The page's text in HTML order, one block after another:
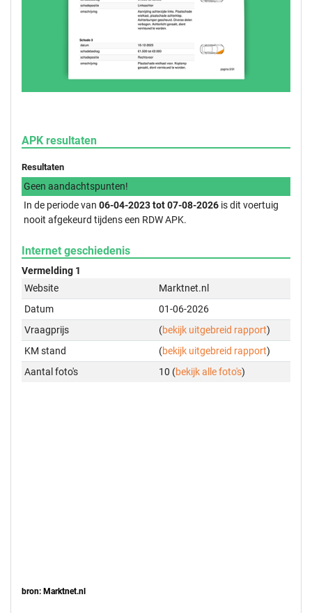
APK resultaten
Resultaten
Geen aandachtspunten!
In de periode van 06-04-2023 tot 07-08-2026 is dit voertuig
nooit afgekeurd tijdens een RDW APK.
Internet geschiedenis
Vermelding 1
Website
Marktnet.nl
Datum
01-06-2026
Vraagprijs
(bekijk uitgebreid rapport)
KM stand
(bekijk uitgebreid rapport)
Aantal foto's
10 (bekijk alle foto's)
bron: Marktnet.nl